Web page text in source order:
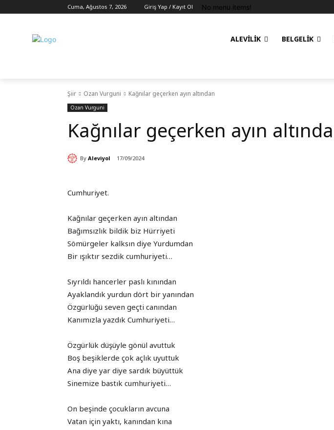
Cuma, Ağustos 7, 2026 Giriş Yap / Kayıt Ol No menu items!
ALEVILIK BELGELIK
Şiir Ozan Vurguni Kağnılar geçerken ayın altından
Ozan Vurguni
Kağnılar geçerken ayın
By Aleviyol 17/09/2024
Cumhuriyet.
Kağnılar geçerken ayın altından
Bağımsızlık bildik biz Hürriyeti
Sömürgeler kalksın diye Yurdumdan
Bir ışıktır sezdik cumhuriyeti…
Sıyrıldı hancerler paslı kınından
Ayaklandık yurdun dört bir yanından
Özgürlüğü seven geçti canından
Kanımızla yazdık Cumhuriyeti…
Özgürlük düşüyle gönül avuttuk
Boş beşiklerde çok açlık uyuttuk
Ana diye yar diye sardık büyüttük
Sinemize bastık cumhuriyeti…
On beşinde çocukların avcuna
Vatan için yaktı, kanından kına